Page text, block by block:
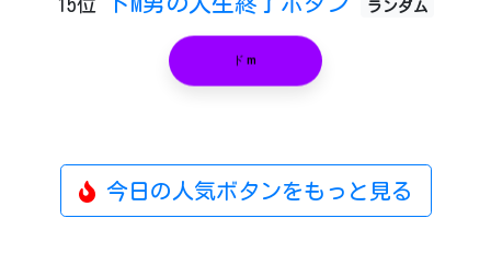
15位 ランダム
ドm
今日の人気ボタンをもっと見る